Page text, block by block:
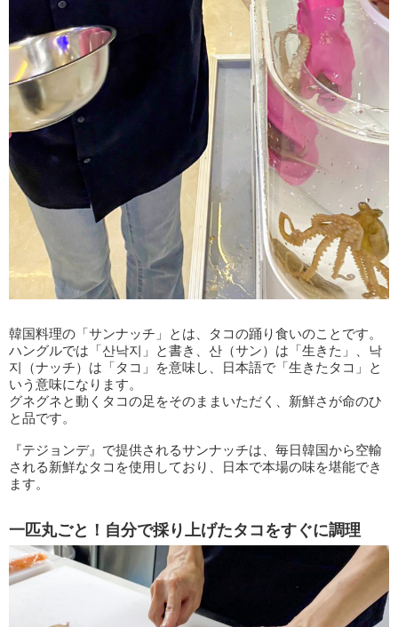
韓国料理の「サンナッチ」とは、タコの踊り食いのことです。
ハングルでは「산낙지」と書き、산（サン）は「生きた」、낙
지（ナッチ）は「タコ」を意味し、日本語で「生きたタコ」と
いう意味になります。
グネグネと動くタコの足をそのままいただく、新鮮さが命のひ
と品です。
『テジョンデ』で提供されるサンナッチは、毎日韓国から空輸
される新鮮なタコを使用しており、日本で本場の味を堪能でき
ます。
一匹丸ごと！自分で採り上げたタコをすぐに調理